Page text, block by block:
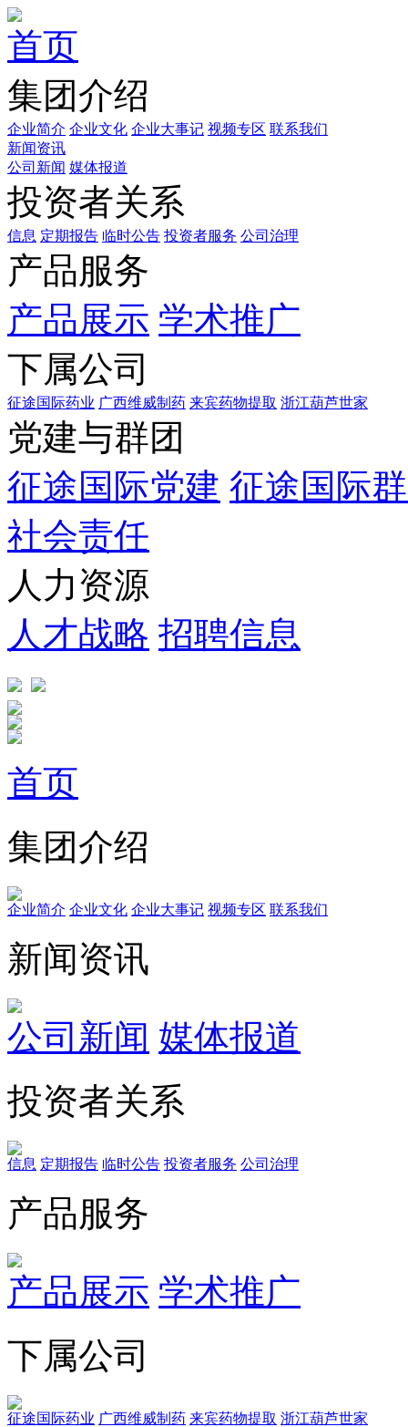
首页
集团介绍
企业简介 企业文化 企业⼤事记 视频专区 联系我们
新闻资讯
公司新闻 媒体报道
投资者关系
信息 定期报告 临时公告 投资者服务 公司治理
产品服务
产品展示 学术推广
下属公司
征途国际药业 广西维威制药 来宾药物提取 浙江葫芦世家
党建与群团
征途国际党建 征途国际
社会责任
人力资源
人才战略 招聘信息
首页
集团介绍
企业简介 企业文化 企业⼤事记 视频专区 联系我们
新闻资讯
公司新闻 媒体报道
投资者关系
信息 定期报告 临时公告 投资者服务 公司治理
产品服务
产品展示 学术推广
下属公司
征途国际药业 广西维威制药 来宾药物提取 浙江葫芦世家